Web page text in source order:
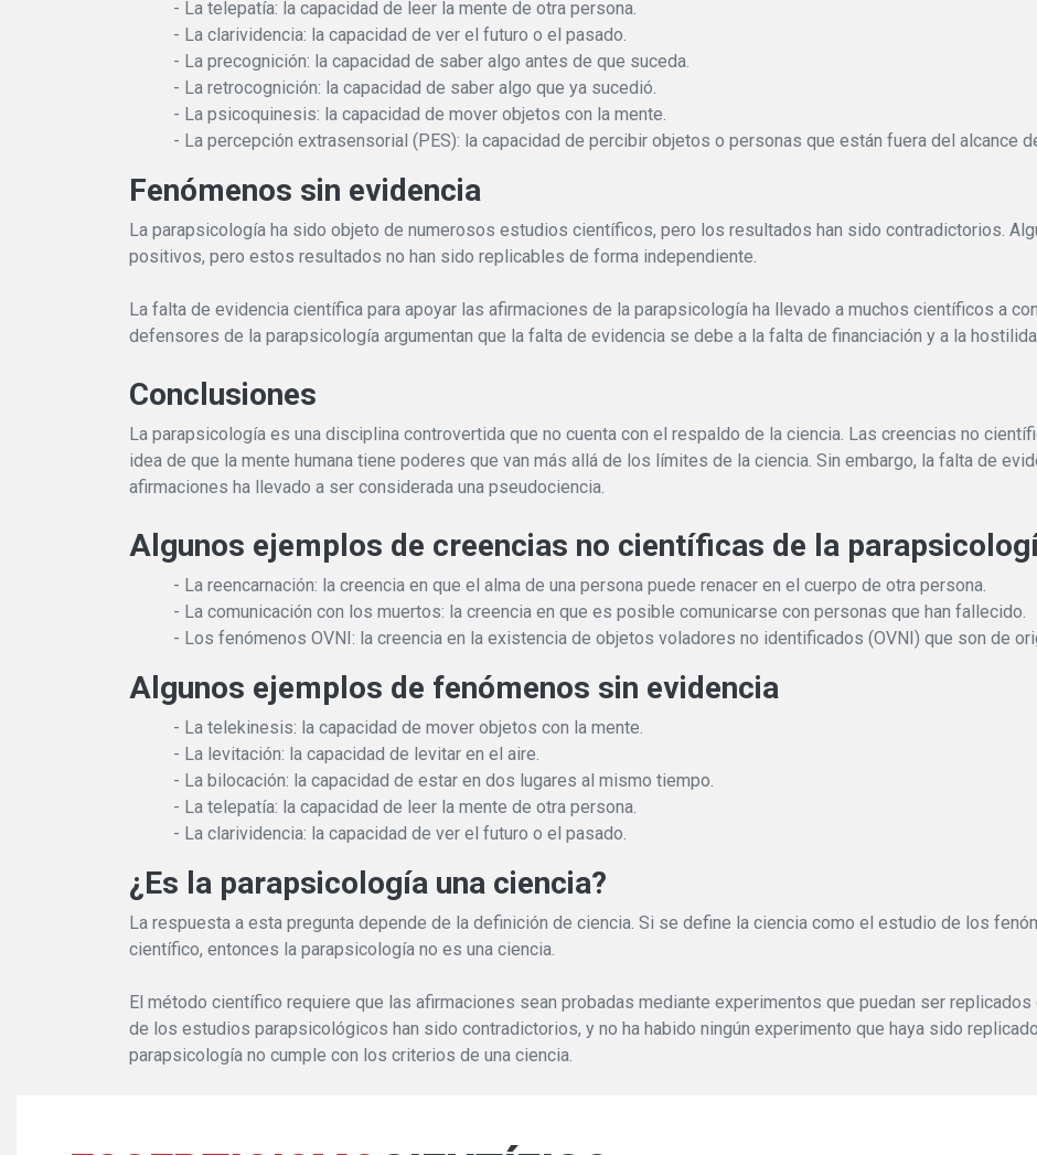
- La telepatía: la capacidad de leer la mente de otra persona.
- La clarividencia: la capacidad de ver el futuro o el pasado.
- La precognición: la capacidad de saber algo antes de que suceda.
- La retrocognición: la capacidad de saber algo que ya sucedió.
- La psicoquinesis: la capacidad de mover objetos con la mente.
- La percepción extrasensorial (PES): la capacidad de percibir objetos o personas que están fuera del alcance
Fenómenos sin evidencia
La parapsicología ha sido objeto de numerosos estudios científicos, pero los resultados han sido contradictorios.
positivos, pero estos resultados no han sido replicables de forma independiente.
La falta de evidencia científica para apoyar las afirmaciones de la parapsicología ha llevado a muchos científicos a
defensores de la parapsicología argumentan que la falta de evidencia se debe a la falta de financiación y a la
Conclusiones
La parapsicología es una disciplina controvertida que no cuenta con el respaldo de la ciencia. Las creencias no
idea de que la mente humana tiene poderes que van más allá de los límites de la ciencia. Sin embargo, la falta de
afirmaciones ha llevado a ser considerada una pseudociencia.
Algunos ejemplos de creencias no científicas de la
- La reencarnación: la creencia en que el alma de una persona puede renacer en el cuerpo de otra persona.
- La comunicación con los muertos: la creencia en que es posible comunicarse con personas que han fallecido.
- Los fenómenos OVNI: la creencia en la existencia de objetos voladores no identificados (OVNI) que son de
Algunos ejemplos de fenómenos sin evidencia
- La telekinesis: la capacidad de mover objetos con la mente.
- La levitación: la capacidad de levitar en el aire.
- La bilocación: la capacidad de estar en dos lugares al mismo tiempo.
- La telepatía: la capacidad de leer la mente de otra persona.
- La clarividencia: la capacidad de ver el futuro o el pasado.
¿Es la parapsicología una ciencia?
La respuesta a esta pregunta depende de la definición de ciencia. Si se define la ciencia como el estudio de los
científico, entonces la parapsicología no es una ciencia.
El método científico requiere que las afirmaciones sean probadas mediante experimentos que puedan ser
de los estudios parapsicológicos han sido contradictorios, y no ha habido ningún experimento que haya sido
parapsicología no cumple con los criterios de una ciencia.